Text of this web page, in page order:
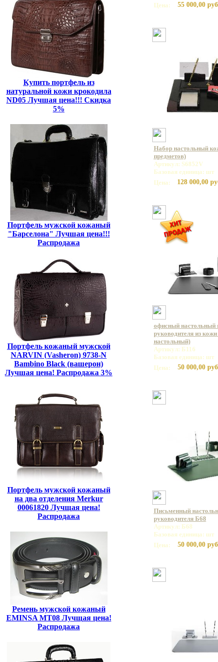
Купить портфель из
натуральной кожи крокодила
ND05 Лучшая цена!!! Скидка
5%
Портфель мужской кожаный
"Барселона" Лучшая цена!!!
Распродажа
Портфель кожаный мужской
NARVIN (Vasheron) 9738-N
Bambino Black (вашерон)
Лучшая цена! Распродажа 3%
Портфель мужской кожаный
на два отделения Merkur
00061820 Лучщая цена!
Распродажа
Ремень мужской кожаный
EMINSA MT08 Лучщая цена!
Распродажа
Цена: 55 000,00
Набор настольный
предметов)
Артикул: S6852V
Базовая единица: шт
Цена:
128 000,00
офисный настольный
руководителя из
настольный)
Артикул: Б116
Базовая единица: шт
Цена:
50 000,00
Письменный
руководителя Б68
Артикул: Б68
Базовая единица: шт
Цена:
50 000,00